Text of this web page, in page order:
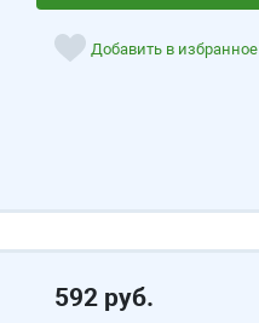
Добавить в избранное
592 руб.